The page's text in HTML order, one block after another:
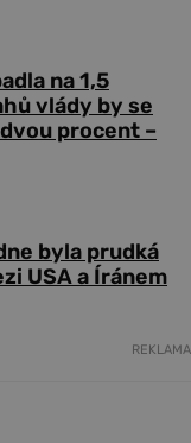
na 1,5
vlády by se
procent –
byla prudká
USA a Íránem
REKLAMA